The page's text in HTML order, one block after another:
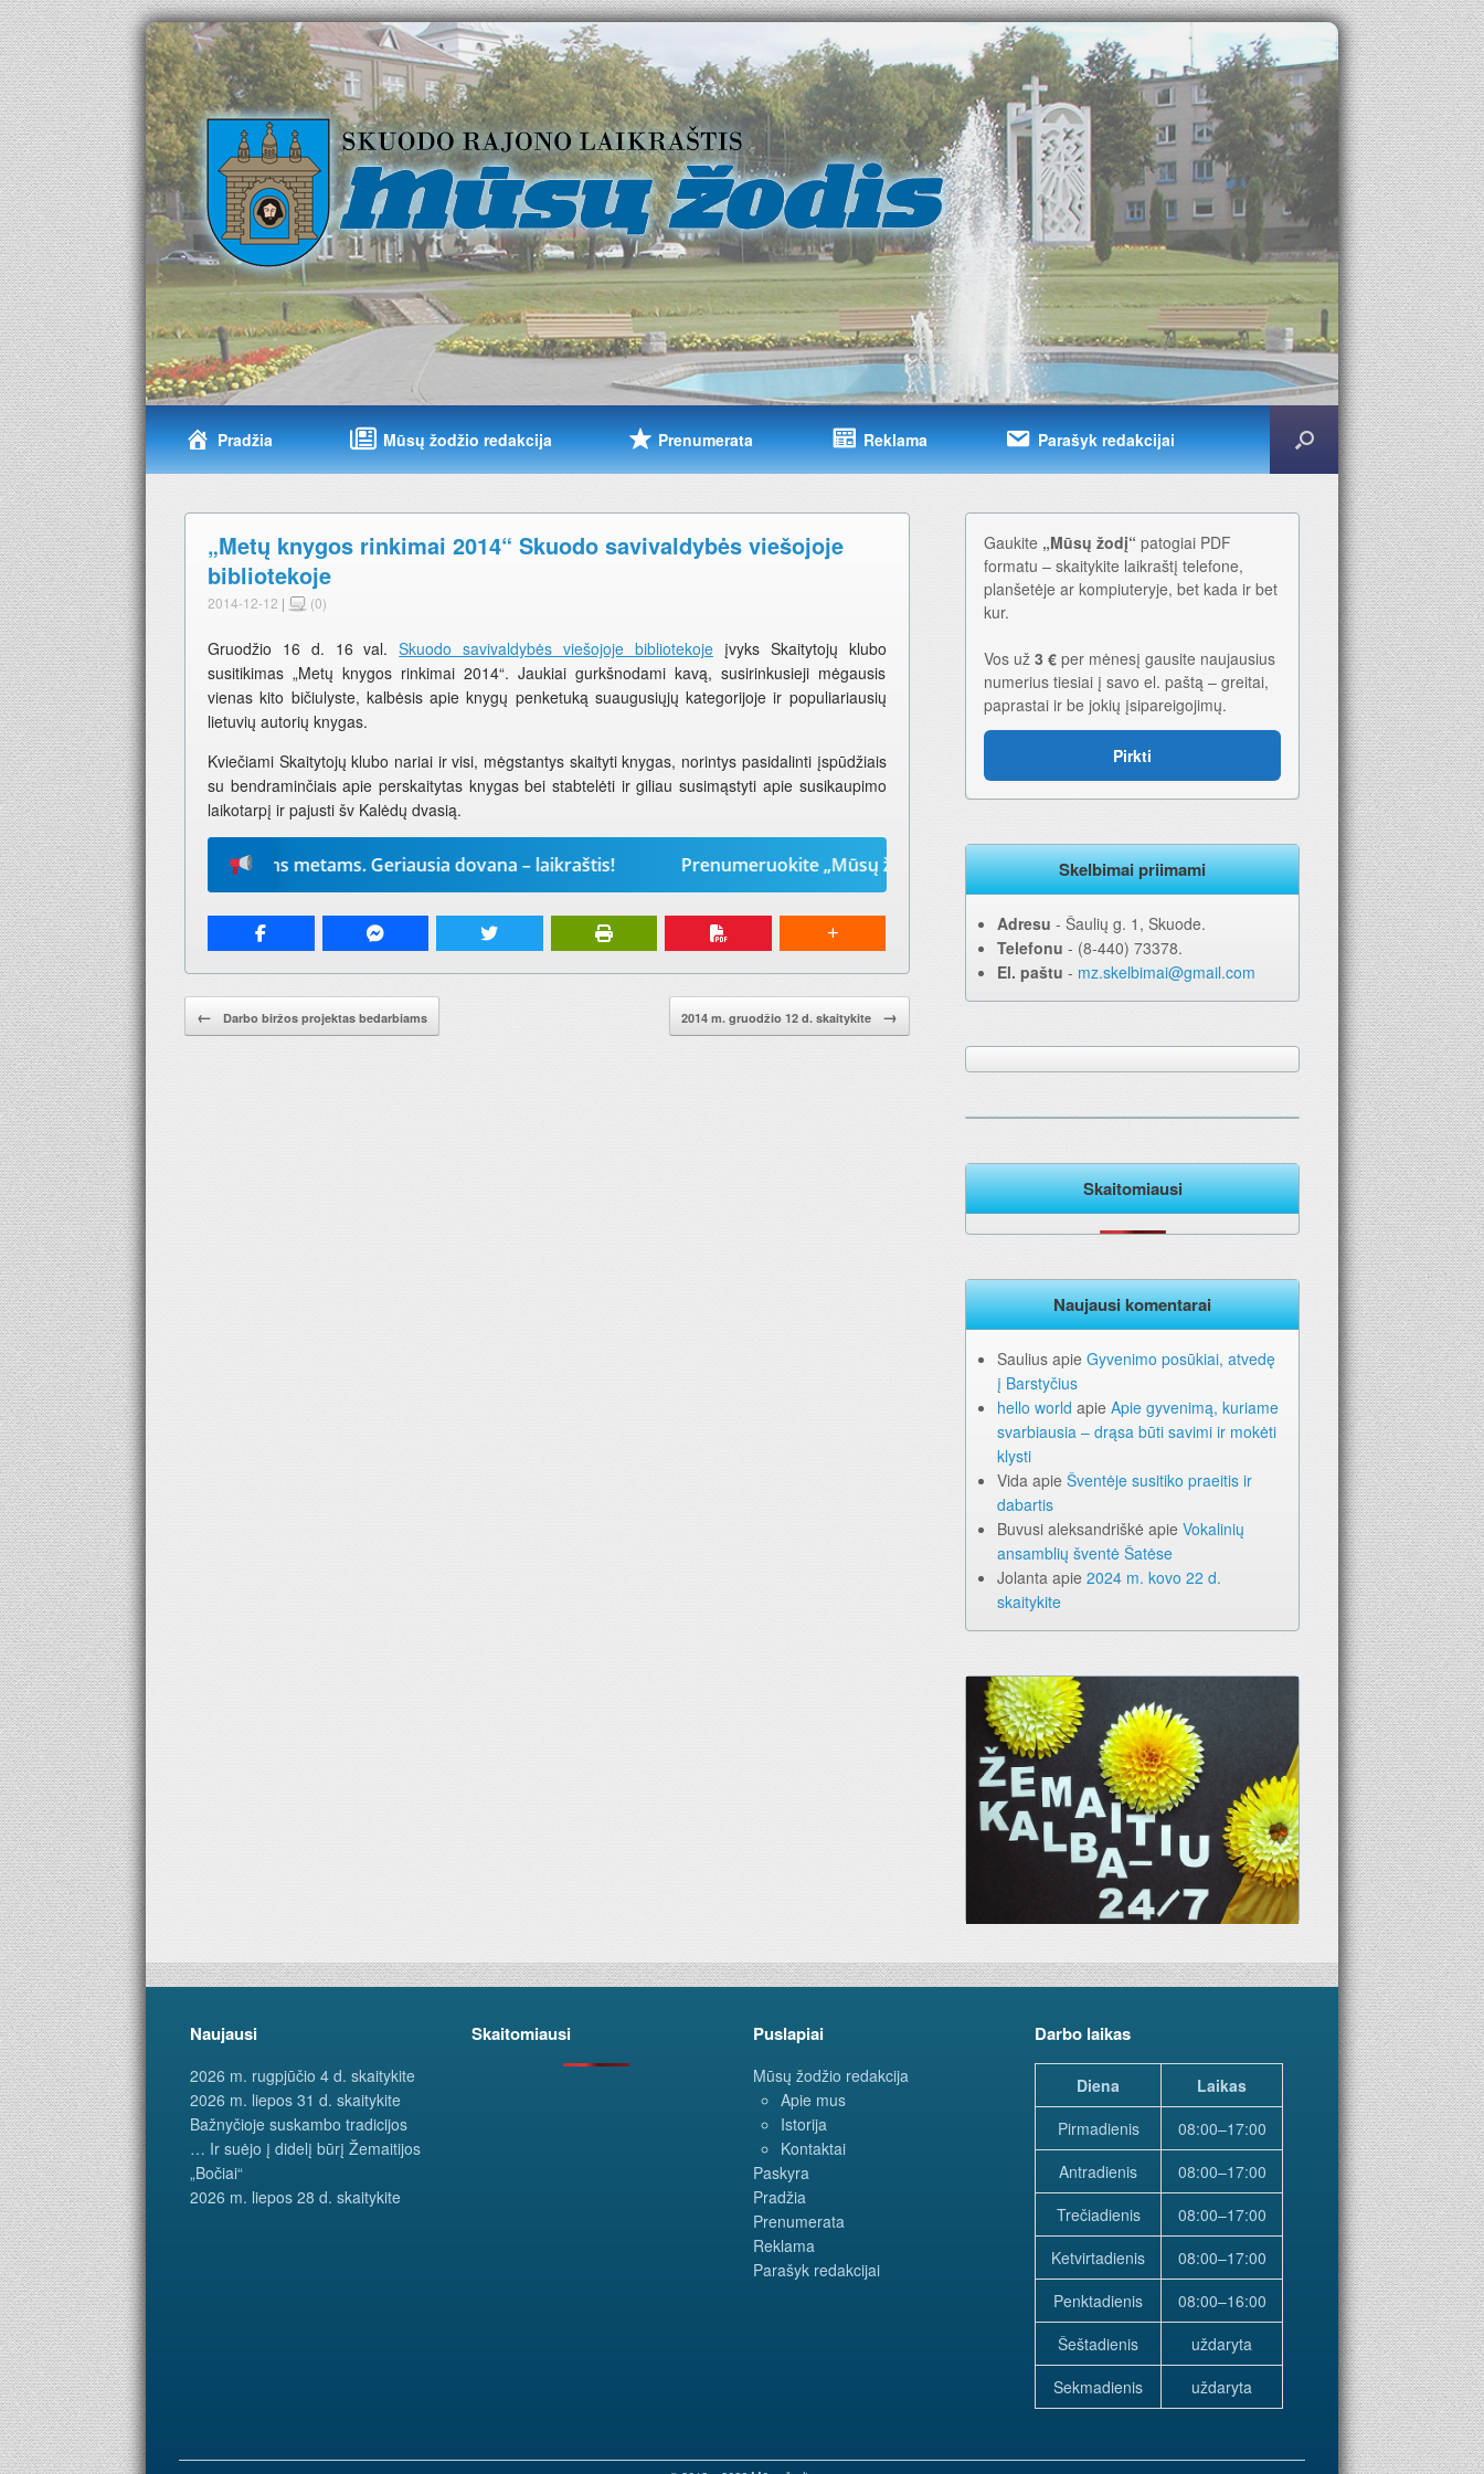
Pradžia Mūsų žodžio redakcija Prenumerata Reklama Parašyk redakcijai
„Metų knygos rinkimai 2014“ Skuodo savivaldybės viešojoje
bibliotekoje
2014-12-12 | (0)
Gruodžio 16 d. 16 val.Skuodo savivaldybės viešojoje bibliotekojeįvyks Skaitytojų klubo
susitikimas „Metų knygos rinkimai 2014“. Jaukiai gurkšnodami kavą, susirinkusieji mėgausis
vienas kito bičiulyste, kalbėsis apie knygų penketuką suaugusiųjų kategorijoje ir populiariausių
lietuvių autorių knygas.
Kviečiami Skaitytojų klubo nariai ir visi, mėgstantys skaityti knygas, norintys pasidalinti įspūdžiais
su bendraminčiais apie perskaitytas knygas bei stabtelėti ir giliau susimąstyti apie susikaupimo
laikotarpį ir pajusti šv Kalėdų dvasią.
„Mūsų žodį“ 2026-iems metams. Geriausia dovana – laikraštis! Prenumeruokite „Mūsų žodį“ 2026-iems metams. Geriausia dovana – laikraštis!
Pranešimo navigacija.
← Darbo biržos projektas bedarbiams 2014 m. gruodžio 12 d. skaitykite →
Gaukite „Mūsų žodį“ patogiai PDF
formatu – skaitykite laikraštį telefone,
planšetėje ar kompiuteryje, bet kada ir bet
kur.
Vos už 3 € per mėnesį gausite naujausius
numerius tiesiai į savo el. paštą – greitai,
paprastai ir be jokių įsipareigojimų.
Pirkti
Skelbimai priimami
Adresu ‐ Šaulių g. 1, Skuode.
Telefonu ‐ (8-440) 73378.
El. paštu ‐ mz.skelbimai@gmail.com
Skaitomiausi
Naujausi komentarai
Saulius apie Gyvenimo posūkiai, atvedę
į Barstyčius
hello world apie Apie gyvenimą, kuriame
svarbiausia – drąsa būti savimi ir mokėti
klysti
Vida apie Šventėje susitiko praeitis ir
dabartis
Buvusi aleksandriškė apie Vokalinių
ansamblių šventė Šatėse
Jolanta apie 2024 m. kovo 22 d.
skaitykite
Naujausi
2026 m. rugpjūčio 4 d. skaitykite
2026 m. liepos 31 d. skaitykite
Bažnyčioje suskambo tradicijos
… Ir suėjo į didelį būrį Žemaitijos
„Bočiai“
2026 m. liepos 28 d. skaitykite
Skaitomiausi Puslapiai
Mūsų žodžio redakcija
Apie mus
Istorija
Kontaktai
Paskyra
Pradžia
Prenumerata
Reklama
Parašyk redakcijai
Darbo laikas
Diena
Laikas
Pirmadienis
08:00–17:00
Antradienis
08:00–17:00
Trečiadienis
08:00–17:00
Ketvirtadienis
08:00–17:00
Penktadienis
08:00–16:00
Šeštadienis
uždaryta
Sekmadienis
uždaryta